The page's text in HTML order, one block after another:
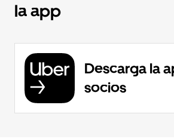
la app
Descarga la
socios